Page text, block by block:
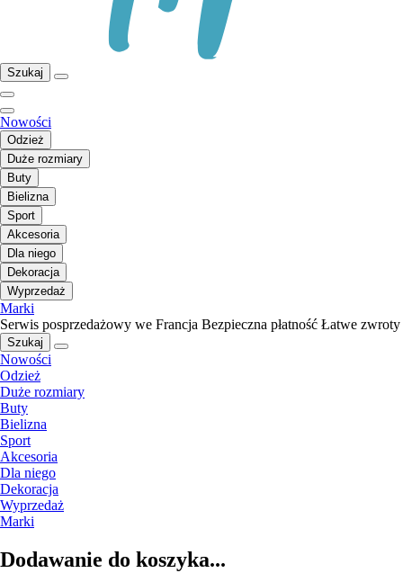
Szukaj
Nowości
Odzież
Duże rozmiary
Buty
Bielizna
Sport
Akcesoria
Dla niego
Dekoracja
Wyprzedaż
Marki
Serwis posprzedażowy we Francja Bezpieczna płatność Łatwe zwroty
Szukaj
Nowości
Odzież
Duże rozmiary
Buty
Bielizna
Sport
Akcesoria
Dla niego
Dekoracja
Wyprzedaż
Marki
Dodawanie do koszyka...